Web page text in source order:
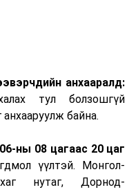
анхааралд:
тул болзошгүй
байна.
ны 08 цагаас 20 цаг
үүлтэй. Монгол-
нутаг, Дорнод-